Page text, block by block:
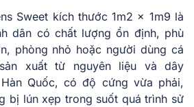
Sweet kích thước 1m2 x 1m9 là
dân có chất lượng ổn định, phù
phòng nhỏ hoặc người dùng cá
xuất từ nguyên liệu và dây
Quốc, có độ cứng vừa phải,
bị lún xẹp trong suốt quá trình sử